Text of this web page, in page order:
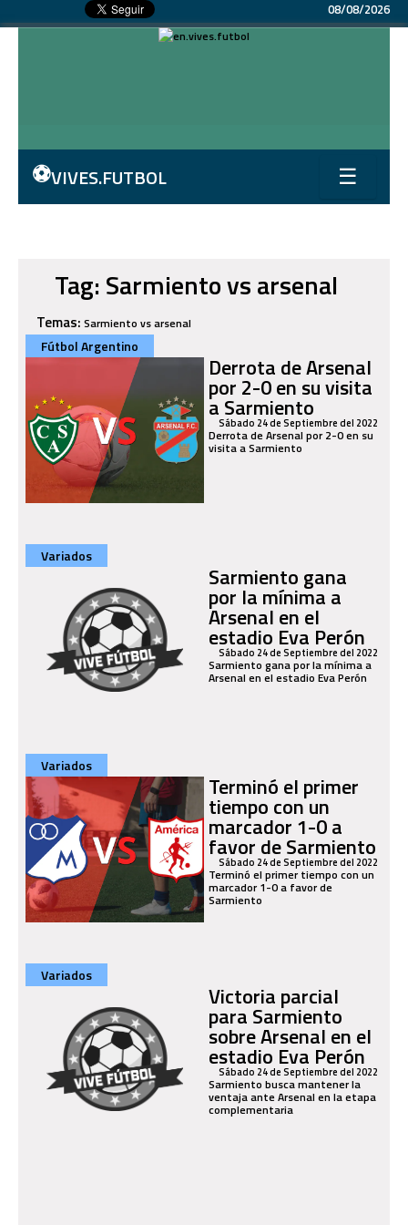
08/08/2026
⚽VIVES.FUTBOL ☰
Tag: Sarmiento vs arsenal
Temas: Sarmiento vs arsenal
Fútbol Argentino
Derrota de Arsenal
por 2-0 en su visita
a Sarmiento
Sábado 24 de Septiembre del 2022
Derrota de Arsenal por 2-0 en su
visita a Sarmiento
Variados
Sarmiento gana
por la mínima a
Arsenal en el
estadio Eva Perón
Sábado 24 de Septiembre del 2022
Sarmiento gana por la mínima a
Arsenal en el estadio Eva Perón
Variados
Terminó el primer
tiempo con un
marcador 1-0 a
favor de Sarmiento
Sábado 24 de Septiembre del 2022
Terminó el primer tiempo con un
marcador 1-0 a favor de
Sarmiento
Variados
Victoria parcial
para Sarmiento
sobre Arsenal en el
estadio Eva Perón
Sábado 24 de Septiembre del 2022
Sarmiento busca mantener la
ventaja ante Arsenal en la etapa
complementaria